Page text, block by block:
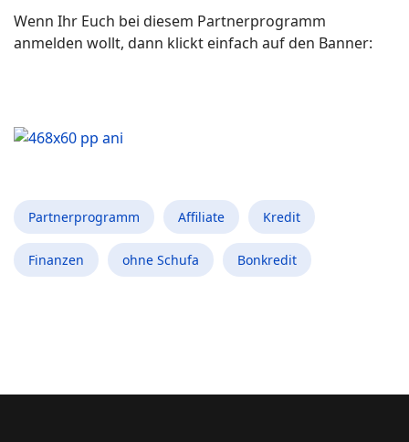
Wenn Ihr Euch bei diesem Partnerprogramm
anmelden wollt, dann klickt einfach auf den Banner:
Partnerprogramm Affiliate Kredit
Finanzen ohne Schufa Bonkredit